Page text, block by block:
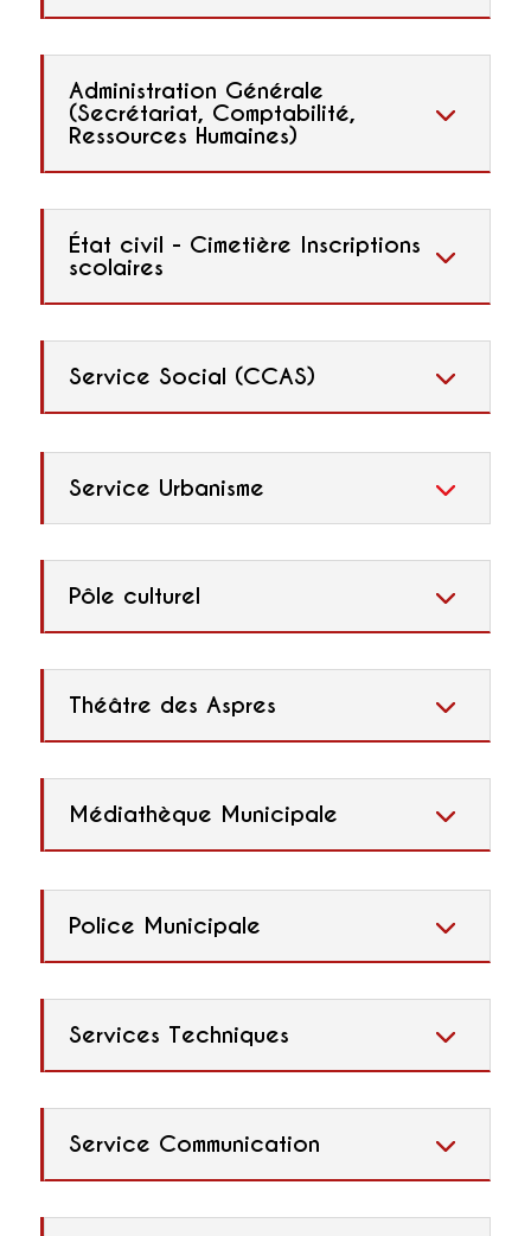
Administration Générale
(Secrétariat, Comptabilité,
Ressources Humaines)
État civil - Cimetière Inscriptions
scolaires
Service Social (CCAS)
Service Urbanisme
Pôle culturel
Théâtre des Aspres
Médiathèque Municipale
Police Municipale
Services Techniques
Service Communication